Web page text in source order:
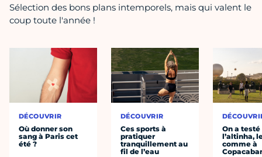
Sélection des bons plans intemporels, mais qui valent le
coup toute l'année !
DÉCOUVRIR
Où donner son
sang à Paris cet
été ?
DÉCOUVRIR
Ces sports à
pratiquer
tranquillement au
fil de l’eau
On a testé
l’altinha,
comme à